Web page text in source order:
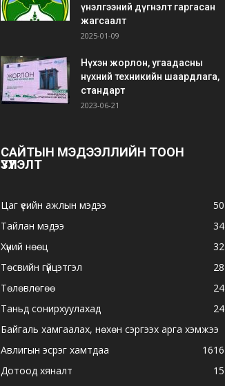
үнэлгээний дүгнэлт гаргасан
жагсаалт
2025-01-09
Нүхэн жорлон, угаадасны
нүхний техникийн шаардлага,
стандарт
2023-06-21
САЙТЫН МЭДЭЭЛЛИЙН ТООН
ҮЗҮҮЛЭЛТ
Цаг үеийн ажлын мэдээ
50
Тайлан мэдээ
34
Хүний нөөц
32
Төсвийн гүйцэтгэл
28
Төлөвлөгөө
24
Таньд сонирхуулахад
24
Байгаль хамгаалах, нөхөн сэргээх арга хэмжээ
16
Авлигын эсрэг хамтдаа
16
Дотоод хяналт
15